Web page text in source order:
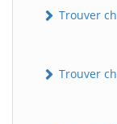
Trouver
Trouver